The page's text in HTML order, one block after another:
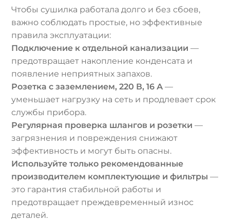
Чтобы сушилка работала долго и без сбоев,
важно соблюдать простые, но эффективные
правила эксплуатации:
Подключение к отдельной канализации —
предотвращает накопление конденсата и
появление неприятных запахов.
Розетка с заземлением, 220 В, 16 А —
уменьшает нагрузку на сеть и продлевает срок
службы прибора.
Регулярная проверка шлангов и розетки —
загрязнения и повреждения снижают
эффективность и могут быть опасны.
Используйте только рекомендованные
производителем комплектующие и фильтры —
это гарантия стабильной работы и
предотвращает преждевременный износ
деталей.